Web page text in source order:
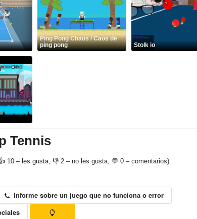
Ping Pong Chaos / Caos de
ping pong
Stolk io
Tennis
10 – les gusta, 👎 2 – no les gusta, 💬 0 – comentarios)
Informe sobre un juego que no funciona o error